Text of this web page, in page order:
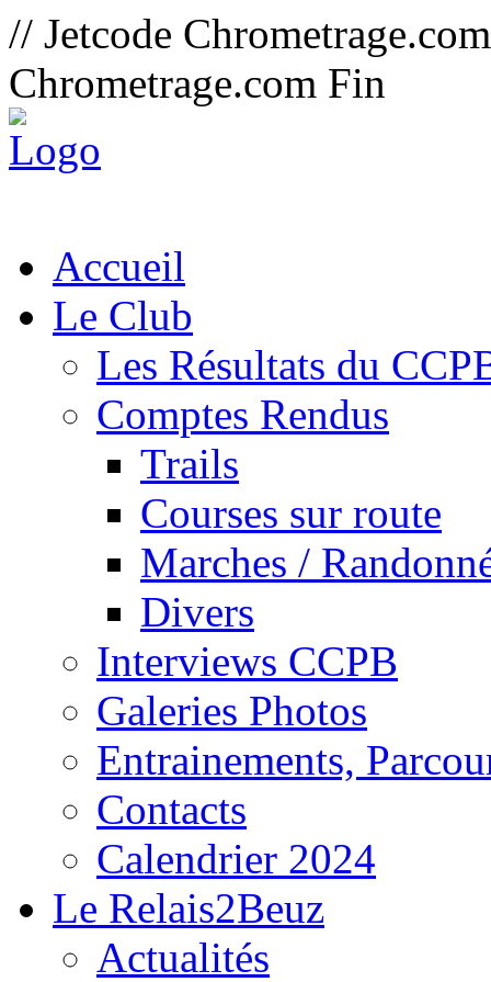
// Jetcode
Chrometrage.com Fin
Accueil
Le Club
Les Résultats du
Comptes Rendus
Trails
Courses sur route
Marches /
Divers
Interviews CCPB
Galeries Photos
Entrainements,
Contacts
Calendrier 2024
Le Relais2Beuz
Actualités